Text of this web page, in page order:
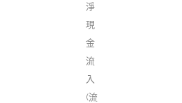
淨
現
金
流
入
(流